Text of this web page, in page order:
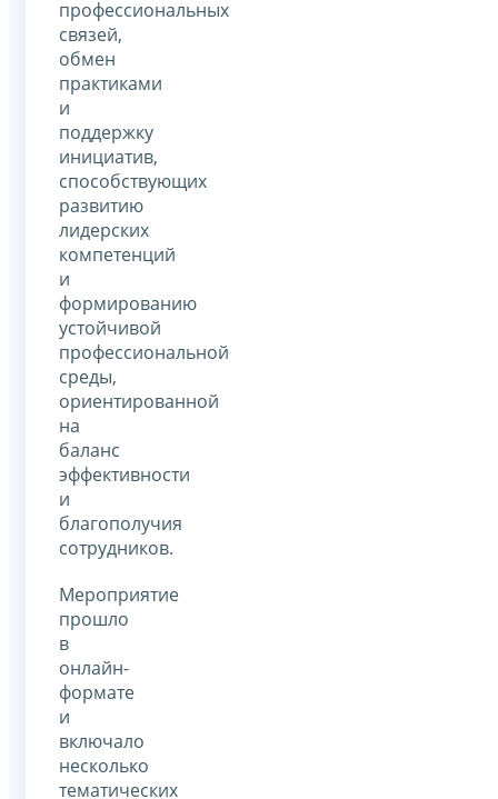
профессиональных
связей,
обмен
практиками
и
поддержку
инициатив,
способствующих
развитию
лидерских
компетенций
и
формированию
устойчивой
профессиональной
среды,
ориентированной
на
баланс
эффективности
и
благополучия
сотрудников.
Мероприятие
прошло
в
онлайн-
формате
и
включало
несколько
тематических